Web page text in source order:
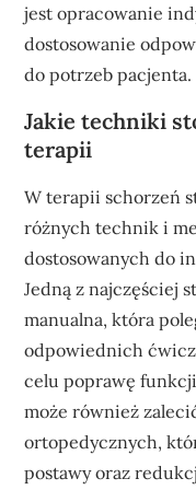
jest opracowanie
dostosowanie
do potrzeb pacjenta.
Jakie techniki
terapii
W terapii schorzeń
różnych technik i
dostosowanych do
Jedną z najczęściej
manualna, która
odpowiednich
celu poprawę
może również
ortopedycznych,
postawy oraz